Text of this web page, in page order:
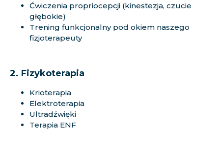
Ćwiczenia propriocepcji (kinestezja, czucie
głębokie)
Trening funkcjonalny pod okiem naszego
fizjoterapeuty
2. Fizykoterapia
Krioterapia
Elektroterapia
Ultradźwięki
Terapia ENF